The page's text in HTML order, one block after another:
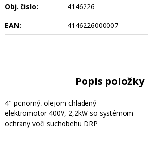
Obj. čislo:
4146226
EAN:
4146226000007
Popis položky
4" ponorný, olejom chladený
elektromotor 400V, 2,2kW so systémom
ochrany voči suchobehu DRP